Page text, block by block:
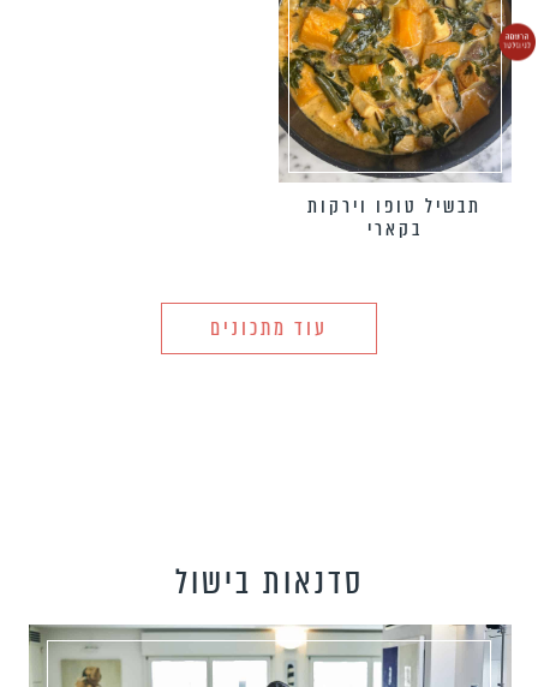
תבשיל טופו וירקות
בקארי
עוד מתכונים
סדנאות בישול